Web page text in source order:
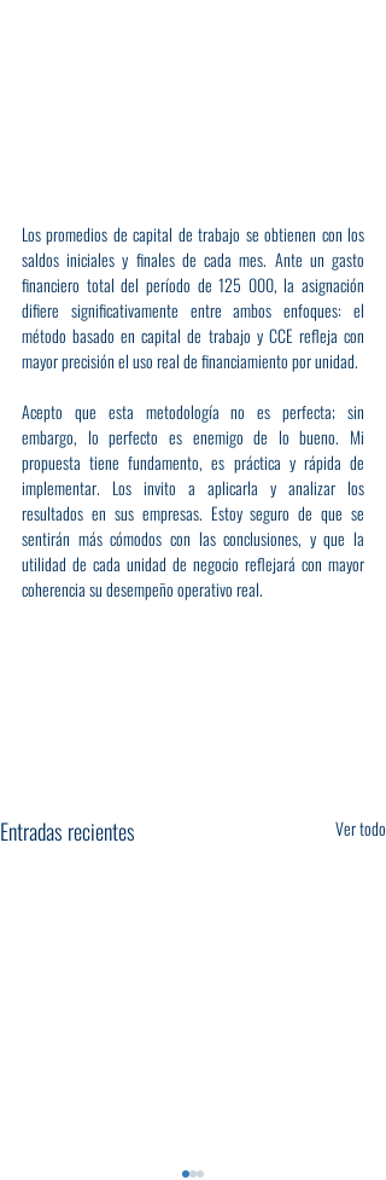
Los promedios de capital de trabajo se obtienen con los
saldos iniciales y finales de cada mes. Ante un gasto
financiero total del período de 125 000, la asignación
difiere significativamente entre ambos enfoques: el
método basado en capital de trabajo y CCE refleja con
mayor precisión el uso real de financiamiento por unidad.
Acepto que esta metodología no es perfecta; sin
embargo, lo perfecto es enemigo de lo bueno. Mi
propuesta tiene fundamento, es práctica y rápida de
implementar. Los invito a aplicarla y analizar los
resultados en sus empresas. Estoy seguro de que se
sentirán más cómodos con las conclusiones, y que la
utilidad de cada unidad de negocio reflejará con mayor
coherencia su desempeño operativo real.
Entradas recientes Ver todo